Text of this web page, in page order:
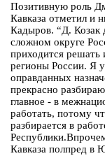
Позитивную роль
Кавказа отметил и
Кадыров. “Д. Козак
сложном округе
приходится решать
регионы России. Я
оправданных
прекрасно
главное - в
работать, потому
разбирается в
Кавказа полпред в